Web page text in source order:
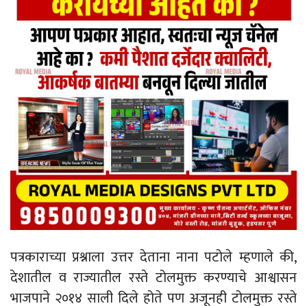
पत्रकाराच्या प्रश्नाला उत्तर देताना नाना पटोले म्हणाले की,
देशातील व राज्यातील रस्ते टोलमुक्त करण्याचे आश्वासन
भाजपाने २०१४ साली दिले होते पण अजूनही टोलमुक्त रस्ते